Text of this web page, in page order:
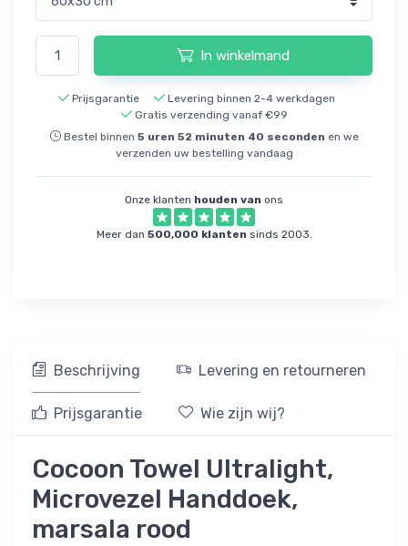
In winkelmand
Prijsgarantie
Levering binnen 2-4 werkdagen
Gratis verzending vanaf €99
Bestel binnen 5 uren 52 minuten 40 seconden en we
verzenden uw bestelling vandaag
Onze klanten houden van ons
Meer dan 500,000 klanten sinds 2003.
Beschrijving Levering en retourneren
Prijsgarantie Wie zijn wij?
Cocoon Towel Ultralight,
Microvezel Handdoek,
marsala rood